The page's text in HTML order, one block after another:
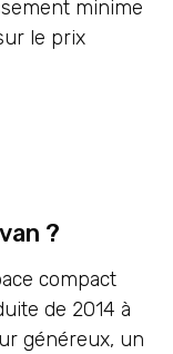
minime
le prix
?
compact
de 2014 à
généreux, un